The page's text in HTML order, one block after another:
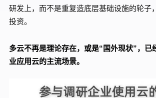
研发上，而不是重复造底层基础设施的轮子
投资。
多云不再是理论存在，或是“国外现状”，已
业应用云的主流场景。